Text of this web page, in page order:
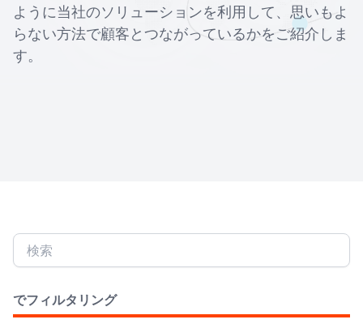
ように当社のソリューションを利用して、思いもよ
らない方法で顧客とつながっているかをご紹介しま
す。
検索
でフィルタリング